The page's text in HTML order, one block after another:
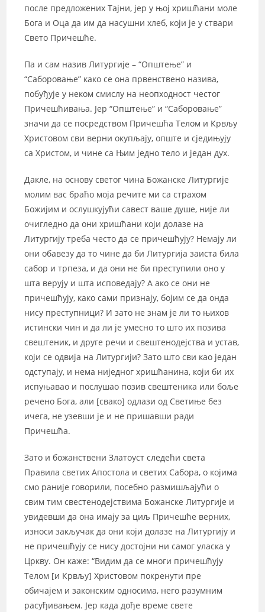
после предложених Тајни, јер у њој хришћани моле
Бога и Оца да им да насушни хлеб, који је у ствари
Свето Причешће.
Па и сам назив Литургије – “Општење” и
“Саборовање” како се она првенствено назива,
побуђује у неком смислу на неопходност честог
Причешћивања. Јер “Општење” и “Саборовање”
значи да се посредством Причешћа Телом и Крвљу
Христовом сви верни окупљају, опште и сједињују
са Христом, и чине са Њим једно тело и један дух.
Дакле, на основу светог чина Божанске Литургије
молим вас браћо моја речите ми са страхом
Божијим и ослушкујући савест ваше душе, није ли
очигледно да они хришћани који долазе на
Литургију треба често да се причешћују? Немају ли
они обавезу да то чине да би Литургија заиста била
сабор и трпеза, и да они не би преступили оно у
шта верују и шта исповедају? А ако се они не
причешћују, како сами признају, бојим се да онда
нису преступници? И зато не знам је ли то њихов
истински чин и да ли је умесно то што их позива
свештеник, и друге речи и свештенодејства и устав,
који се одвија на Литургији? Зато што сви као један
одступају, и нема ниједног хришћанина, који би их
испуњавао и послушао позив свештеника или боље
речено Бога, али [свако] одлази од Светиње без
ичега, не узевши је и не пришавши ради
Причешћа.
Зато и божанствени Златоуст следећи света
Правила светих Апостола и светих Сабора, о којима
смо раније говорили, посебно размишљајући о
свим тим свестенодејствима Божанске Литургије и
увидевши да она имају за циљ Причешће верних,
износи закључак да они који долазе на Литургију и
не причешћују се нису достојни ни самог уласка у
Цркву. Он каже: “Видим да се многи причешћују
Телом [и Крвљу] Христовом покренути пре
обичајем и законским односима, него разумним
расуђивањем. Јер када дође време свете